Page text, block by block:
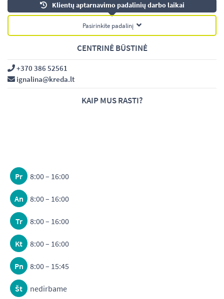
Klientų aptarnavimo padalinių darbo laikai
Pasirinkite padalinį
CENTRINĖ BŪSTINĖ
+370 386 52561
ignalina@kreda.lt
KAIP MUS RASTI?
Pr 8:00 – 16:00
An 8:00 – 16:00
Tr 8:00 – 16:00
Kt 8:00 – 16:00
Pn 8:00 – 15:45
Št nedirbame